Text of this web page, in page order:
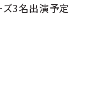
3名出演予定